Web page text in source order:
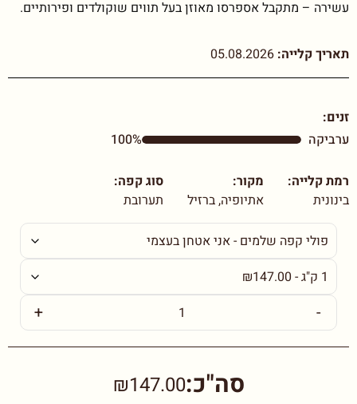
עשירה – מתקבל אספרסו מאוזן בעל תווים שוקולדים ופירותיים.
תאריך קלייה: 05.08.2026
זנים:
ערביקה
100%
רמת קלייה:
בינונית
מקור:
אתיופיה, ברזיל
סוג קפה:
תערובת
-
+
סה"כ:₪147.00